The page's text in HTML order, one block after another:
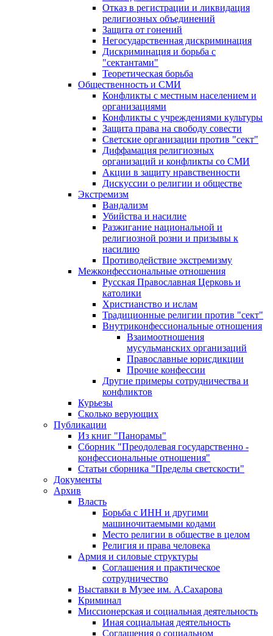
Отказ в регистрации и ликвидация
религиозных объединений
Защита от гонений
Негосударственная дискриминация
Дискриминация и борьба с
"сектантами"
Теоретическая борьба
Общественность и СМИ
Конфликты с местным населением и
организациями
Конфликты с учреждениями культуры
Защита права на свободу совести
Светские организации против "сект"
Диффамация религиозных
организаций и конфликты со СМИ
Акции в защиту нравственности
Дискуссии о религии и обществе
Экстремизм
Вандализм
Убийства и насилие
Разжигание национальной и
религиозной розни и призывы к
насилию
Противодействие экстремизму
Межконфессиональные отношения
Русская Православная Церковь и
католики
Христианство и ислам
Традиционные религии против "сект"
Внутриконфессиональные отношения
Взаимоотношения
мусульманских организаций
Православные юрисдикции
Прочие конфессии
Другие примеры сотрудничества и
конфликтов
Курьезы
Сколько верующих
Публикации
Из книг "Панорамы"
Сборник "Преодолевая государственно -
конфессиональные отношения"
Статьи сборника "Пределы светскости"
Документы
Архив
Власть
Борьба с ИНН и другими
машиночитаемыми кодами
Место религии в обществе в целом
Религия и права человека
Армия и силовые структуры
Соглашения и практическое
сотрудничество
Выставки в Музее им. А.Сахарова
Криминал
Миссионерская и социальная деятельность
Иная социальная деятельность
Соглашения о социальном